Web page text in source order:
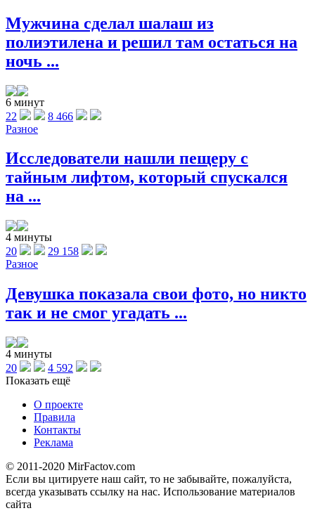
Мужчина сделал шалаш из
полиэтилена и решил там остаться на
ночь ...
6 минут
22
8 466
Разное
Исследователи нашли пещеру с
тайным лифтом, который спускался
на ...
4 минуты
20
29 158
Разное
Девушка показала свои фото, но никто
так и не смог угадать ...
4 минуты
20
4 592
Показать ещё
О проекте
Правила
Контакты
Реклама
© 2011-2020 MirFactov.com
Если вы цитируете наш сайт, то не забывайте, пожалуйста,
всегда указывать ссылку на нас. Использование материалов
сайта